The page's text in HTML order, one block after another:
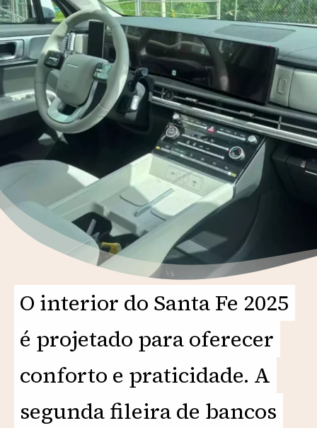
O interior do Santa Fe 2025
é projetado para oferecer
conforto e praticidade. A
segunda fileira de bancos
O interior do Santa Fe 2025
é projetado para oferecer
conforto e praticidade. A
segunda fileira de bancos